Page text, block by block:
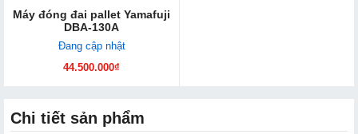
Máy đóng đai pallet Yamafuji
DBA-130A
Đang cập nhật
44.500.000₫
Chi tiết sản phẩm